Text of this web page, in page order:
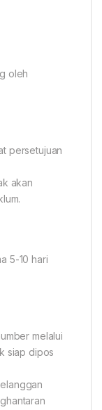
oleh
persetujuan
akan
5-10 hari
melalui
siap dipos